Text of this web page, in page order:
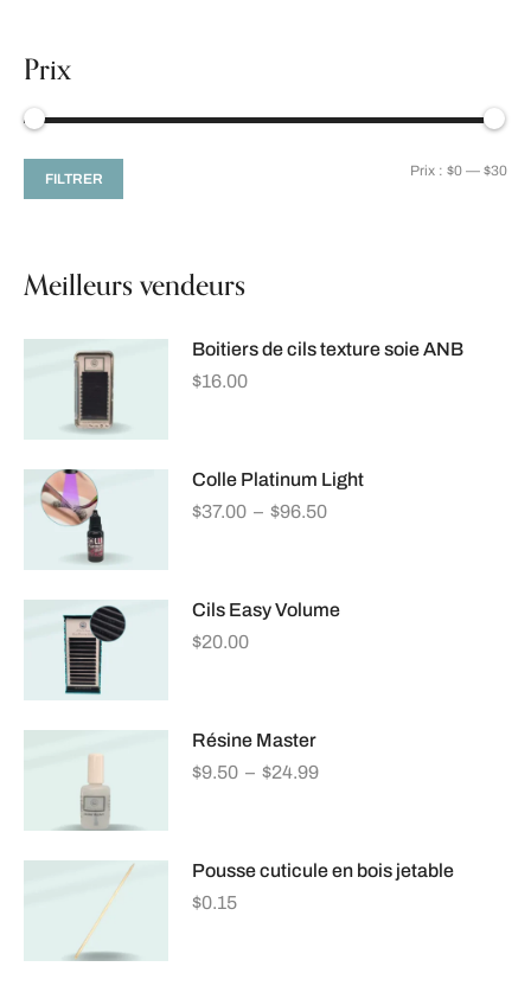
Prix
FILTRER Prix : $0 — $30
Meilleurs vendeurs
Boitiers de cils texture soie ANB
$16.00
Colle Platinum Light
$37.00 – $96.50
Cils Easy Volume
$20.00
Résine Master
$9.50 – $24.99
Pousse cuticule en bois jetable
$0.15